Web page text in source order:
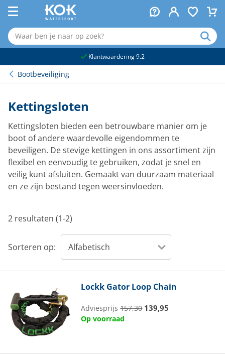
Klantwaardering 9.2
Bootbeveiliging
Kettingsloten
Kettingsloten bieden een betrouwbare manier om je
boot of andere waardevolle eigendommen te
beveiligen. De stevige kettingen in ons assortiment zijn
flexibel en eenvoudig te gebruiken, zodat je snel en
veilig kunt afsluiten. Gemaakt van duurzaam materiaal
en ze zijn bestand tegen weersinvloeden.
2 resultaten (1-2)
Sorteren op:
Lockk Gator Loop Chain
Adviesprijs157,30 139,95
Op voorraad